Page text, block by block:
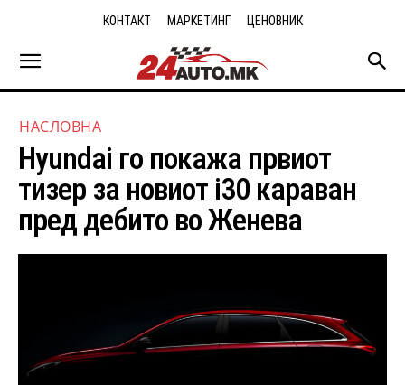
КОНТАКТ МАРКЕТИНГ ЦЕНОВНИК
НАСЛОВНА
Hyundai го покажа првиот
тизер за новиот i30 караван
пред дебито во Женева